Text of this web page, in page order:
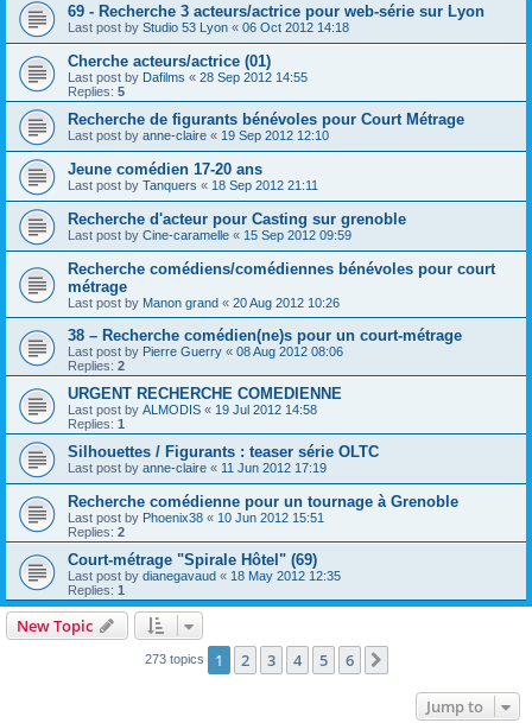
69 - Recherche 3 acteurs/actrice pour web-série sur Lyon
Last post by Studio 53 Lyon « 06 Oct 2012 14:18
Cherche acteurs/actrice (01)
Last post by Dafilms « 28 Sep 2012 14:55
Replies: 5
Recherche de figurants bénévoles pour Court Métrage
Last post by anne-claire « 19 Sep 2012 12:10
Jeune comédien 17-20 ans
Last post by Tanquers « 18 Sep 2012 21:11
Recherche d'acteur pour Casting sur grenoble
Last post by Cine-caramelle « 15 Sep 2012 09:59
Recherche comédiens/comédiennes bénévoles pour court
métrage
Last post by Manon grand « 20 Aug 2012 10:26
38 – Recherche comédien(ne)s pour un court-métrage
Last post by Pierre Guerry « 08 Aug 2012 08:06
Replies: 2
URGENT RECHERCHE COMEDIENNE
Last post by ALMODIS « 19 Jul 2012 14:58
Replies: 1
Silhouettes / Figurants : teaser série OLTC
Last post by anne-claire « 11 Jun 2012 17:19
Recherche comédienne pour un tournage à Grenoble
Last post by Phoenix38 « 10 Jun 2012 15:51
Replies: 2
Court-métrage "Spirale Hôtel" (69)
Last post by dianegavaud « 18 May 2012 12:35
Replies: 1
New Topic
273 topics 1 2 3 4 5 6
Jump to